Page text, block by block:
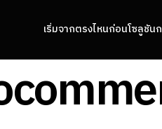
เริ่มจากตรงไหนก่อนโซลูชัน